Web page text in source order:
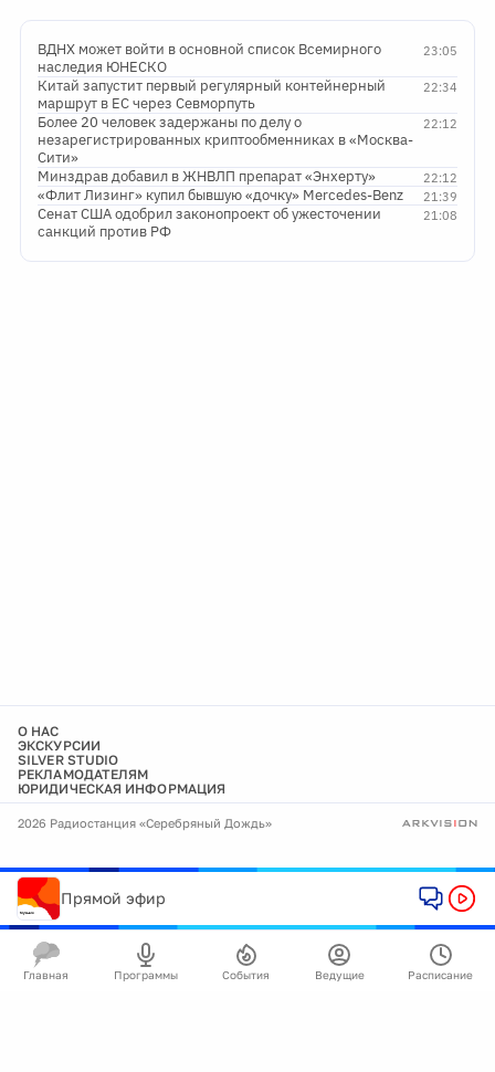
23:05
ВДНХ может войти в основной список Всемирного
наследия ЮНЕСКО
22:34
Китай запустит первый регулярный контейнерный
маршрут в ЕС через Севморпуть
22:12
Более 20 человек задержаны по делу о
незарегистрированных криптообменниках в «Москва-
Сити»
22:12
Минздрав добавил в ЖНВЛП препарат «Энхерту»
21:39
«Флит Лизинг» купил бывшую «дочку» Mercedes-Benz
21:08
Сенат США одобрил законопроект об ужесточении
санкций против РФ
О НАС
ЭКСКУРСИИ
SILVER STUDIO
РЕКЛАМОДАТЕЛЯМ
ЮРИДИЧЕСКАЯ ИНФОРМАЦИЯ
2026 Радиостанция «Серебряный Дождь»
Прямой эфир
Главная Программы События Ведущие Расписание